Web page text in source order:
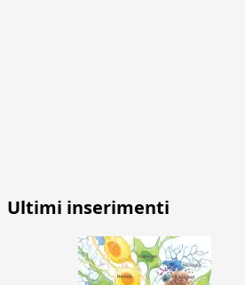
Ultimi inserimenti